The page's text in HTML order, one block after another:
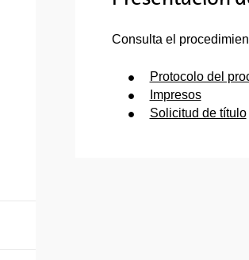
Consulta el
Protocolo del
Impresos
Solicitud de título